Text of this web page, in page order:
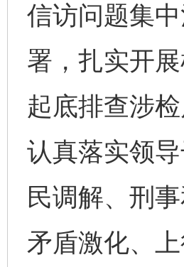
信访问题集
署，扎实开
起底排查涉
认真落实领
民调解、刑
矛盾激化、